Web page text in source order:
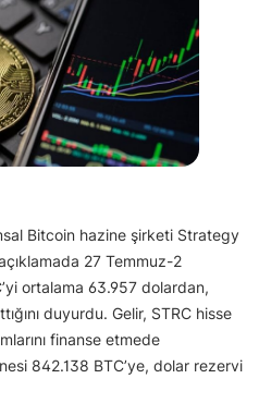
Bitcoin hazine şirketi Strategy
27 Temmuz-2
ortalama 63.957 dolardan,
duyurdu. Gelir, STRC hisse
finanse etmede
842.138 BTC’ye, dolar rezervi